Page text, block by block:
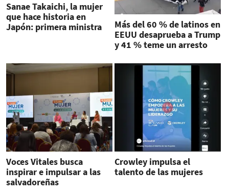
Sanae Takaichi, la mujer
que hace historia en
Japón: primera ministra
Más del 60 % de latinos en
EEUU desaprueba a Trump
y 41 % teme un arresto
Voces Vitales busca
inspirar e impulsar a las
salvadoreñas
Crowley impulsa el
talento de las mujeres